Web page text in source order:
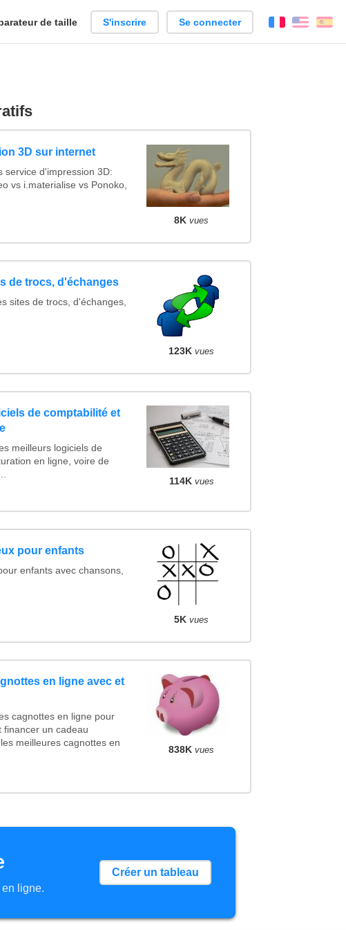
de taille S'inscrire Se connecter FrançaisEnglish
3D sur internet
service d'impression 3D:
vs i.materialise vs Ponoko,
8K vues
de trocs, d'échanges
sites de trocs, d'échanges,
123K vues
de comptabilité et
meilleurs logiciels de
en ligne, voire de
114K vues
pour enfants
enfants avec chansons,
5K vues
en ligne avec et
cagnottes en ligne pour
financer un cadeau
meilleures cagnottes en
838K vues
ligne.
Créer un tableau